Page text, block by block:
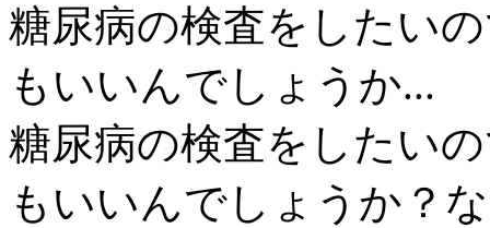
糖尿病の検査をしたい
もいいんでしょうか...
糖尿病の検査をしたい
もいいんでしょうか？